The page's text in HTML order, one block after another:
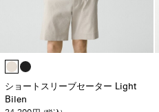
ショートスリーブセーター Light
Bilen